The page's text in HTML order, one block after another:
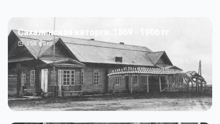
Сахалинская каторга: 1869 - 1906 гг
156фото